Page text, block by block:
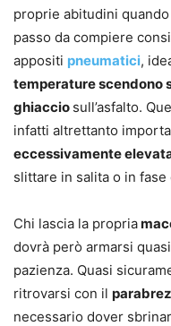
proprie abitudini
passo da compiere
appositi pneumatici,
temperature scendono
ghiaccio sull’asfalto.
infatti altrettanto
eccessivamente
slittare in salita o in fase
Chi lascia la propria
dovrà però armarsi
pazienza. Quasi
ritrovarsi con il
necessario dover